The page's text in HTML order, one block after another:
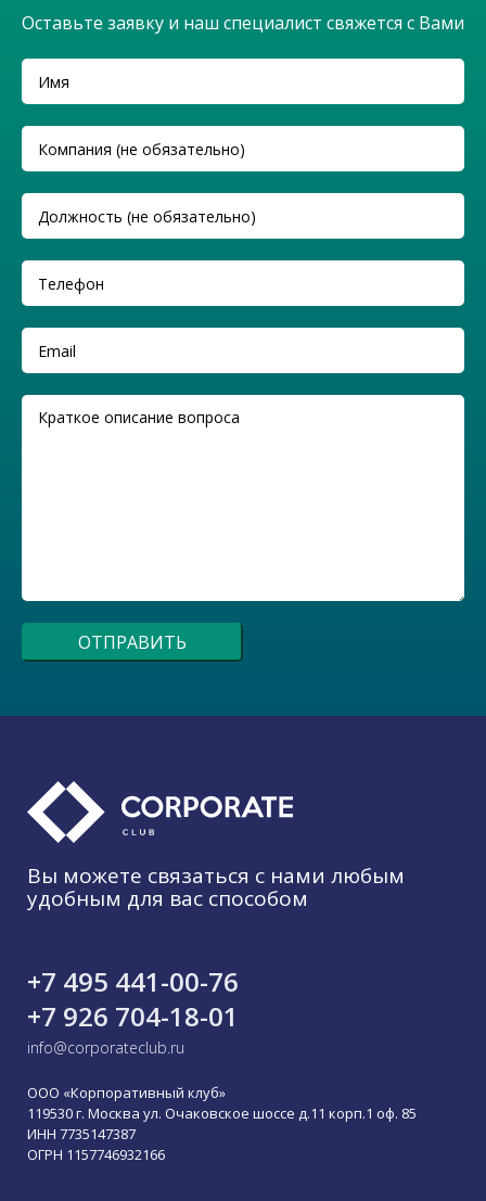
Оставьте заявку и наш специалист свяжется с Вами
Вы можете связаться с нами любым
удобным для вас способом
+7 495 441-00-76
+7 926 704-18-01
info@corporateclub.ru
ООО «Корпоративный клуб»
119530 г. Москва ул. Очаковское шоссе д.11 корп.1 оф. 85
ИНН 7735147387
ОГРН 1157746932166